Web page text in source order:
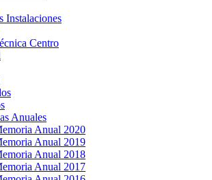
Instalaciones
Centro
Anuales
Anual 2020
Anual 2019
Anual 2018
Anual 2017